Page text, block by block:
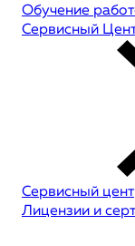
Обучение
Сервисный
Сервисный
Лицензии и